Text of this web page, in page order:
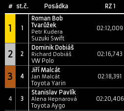
# st.č. Posádka RZ 1
1 1
Roman Bob
Tvarůžek
Petr Kudera
Suzuki Swift
02:12,009
2 2
Dominik Dobiáš
Richard Dobiáš
VW Polo
02:16,743
3 4
Jiří Malcát
Jan Malcát
Toyota Yarin
02:18,391
4 3
Stanislav Pavlík
Alena Hepnarová
Toyota Aygo
02:20,406